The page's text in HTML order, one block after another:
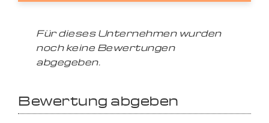
Für dieses Unternehmen wurden
noch keine Bewertungen
abgegeben.
Bewertung abgeben